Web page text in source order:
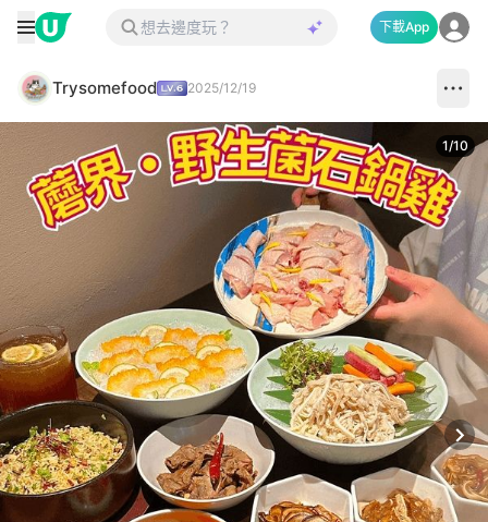
下載App
Trysomefood 2025/12/19
1/10